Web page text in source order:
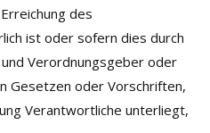
des
ist oder sofern dies durch
Verordnungsgeber oder
Gesetzen oder Vorschriften,
Verantwortliche unterliegt,